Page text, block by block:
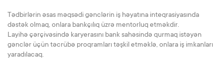
Tədbirlərin əsas məqsədi gənclərin iş həyatına inteqrasiyasında
dəstək olmaq, onlara bankçılıq üzrə mentorluq etməkdir.
Layihə çərçivəsində karyerasını bank sahəsində qurmaq istəyən
gənclər üçün təcrübə proqramları təşkil etməklə, onlara iş imkanları
yaradılacaq.